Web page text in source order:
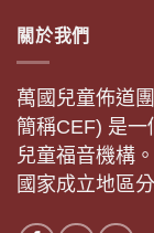
關於我們
萬國兒童佈道
簡稱CEF) 是
兒童福音機構
國家成立地區